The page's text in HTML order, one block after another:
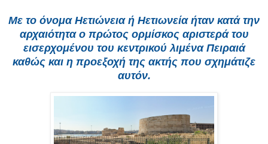
Με το όνομα Ηετιώνεια ή Ηετιωνεία ήταν κατά την
αρχαιότητα ο πρώτος ορμίσκος αριστερά του
εισερχομένου του κεντρικού λιμένα Πειραιά
καθώς και η προεξοχή της ακτής που σχημάτιζε
αυτόν.